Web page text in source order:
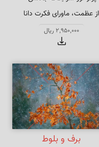
از عظمت، ماورای فکرت دانا
2,950,000 ریال
برف و بلوط